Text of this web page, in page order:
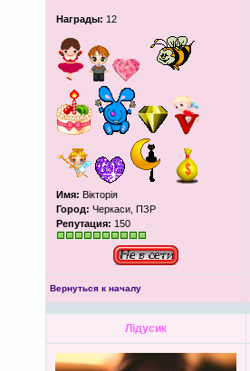
Награды: 12
Имя: Вікторія
Город: Черкаси, ПЗР
Репутация: 150
Вернуться к началу
Лідусик